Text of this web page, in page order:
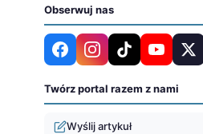
Obserwuj nas
Twórz portal razem z nami
Wyślij artykuł